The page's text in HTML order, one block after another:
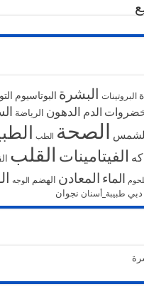
البروتينات البشرة البوتاسيوم
الدم الدهون الرياضة
الصحة الطب
الفيتامينات القلب
الماء المعادن الهضم الوجه
دبي طبيبة_أسنان نجوان